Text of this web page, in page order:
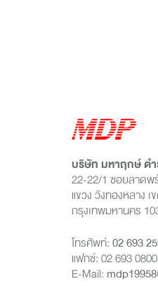
บริษัท มหาฤกษ์ ด
22-22/1 ซอยลาดพ
แขวง วังทองหลาง
กรุงเทพมหานคร
โทรศัพท์:02 693
แฟกซ์: 02 693 0800
E-Mail: